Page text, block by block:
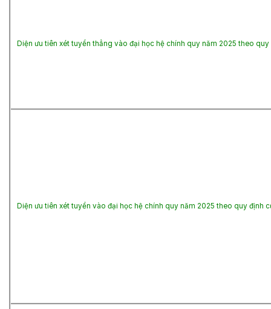
Diện ưu tiên xét tuyển thẳng vào đại học hệ chính quy năm 2025 theo
Diện ưu tiên xét tuyển vào đại học hệ chính quy năm 2025 theo quy định